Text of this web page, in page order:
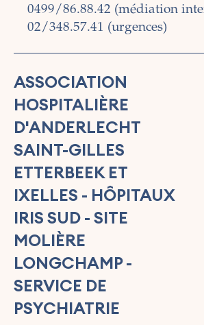
0499/86.88.42 (médiation
02/348.57.41 (urgences)
ASSOCIATION
HOSPITALIÈRE
D'ANDERLECHT
SAINT-GILLES
ETTERBEEK ET
IXELLES - HÔPITAUX
IRIS SUD - SITE
MOLIÈRE
LONGCHAMP -
SERVICE DE
PSYCHIATRIE